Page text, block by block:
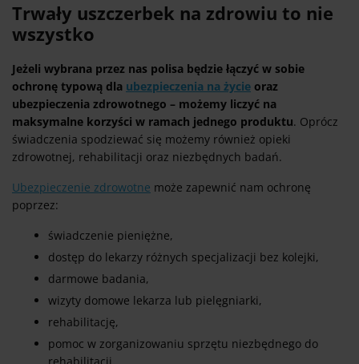
Trwały uszczerbek na zdrowiu to nie
wszystko
Jeżeli wybrana przez nas polisa będzie łączyć w sobie
ochronę typową dla ubezpieczenia na życie oraz
ubezpieczenia zdrowotnego – możemy liczyć na
maksymalne korzyści w ramach jednego produktu. Oprócz
świadczenia spodziewać się możemy również opieki
zdrowotnej, rehabilitacji oraz niezbędnych badań.
Ubezpieczenie zdrowotne może zapewnić nam ochronę
poprzez:
świadczenie pieniężne,
dostęp do lekarzy różnych specjalizacji bez kolejki,
darmowe badania,
wizyty domowe lekarza lub pielęgniarki,
rehabilitację,
pomoc w zorganizowaniu sprzętu niezbędnego do